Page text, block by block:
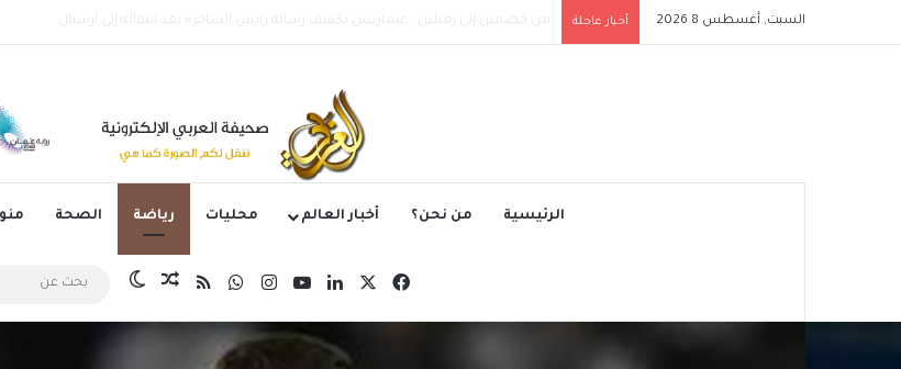
السبت, أغسطس 8 2026 أخبار عاجلة وفاة خورخي ميسي والد النجم الأرجنتيني ليونيل ميسي عن عمر 68 عاماً
الرئيسية من نحن؟ أخبار العالم محليات رياضة الصحة
فيسبوك لينكدإن‫YouTubeانستقرامواتسابملخص الموقع RSS
مقال عشوائي
الوضع المظلم